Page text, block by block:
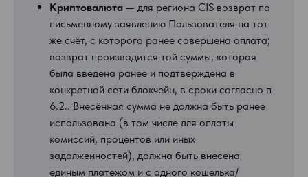
Криптовалюта — для региона CIS возврат по
письменному заявлению Пользователя на тот
же счёт, с которого ранее совершена оплата;
возврат производится той суммы, которая
была введена ранее и подтверждена в
конкретной сети блокчейн, в сроки согласно п
6.2.. Внесённая сумма не должна быть ранее
использована (в том числе для оплаты
комиссий, процентов или иных
задолженностей), должна быть внесена
единым платежом и с одного кошелька/